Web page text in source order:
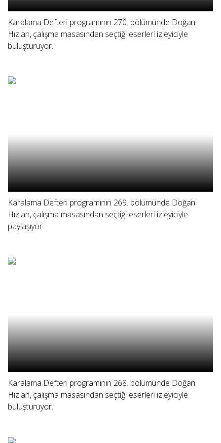
Karalama Defteri programının 270. bölümünde Doğan
Hızlan, çalışma masasından seçtiği eserleri izleyiciyle
buluşturuyor.
Karalama Defteri programının 269. bölümünde Doğan
Hızlan, çalışma masasından seçtiği eserleri izleyiciyle
paylaşıyor.
Karalama Defteri programının 268. bölümünde Doğan
Hızlan, çalışma masasından seçtiği eserleri izleyiciyle
buluşturuyor.